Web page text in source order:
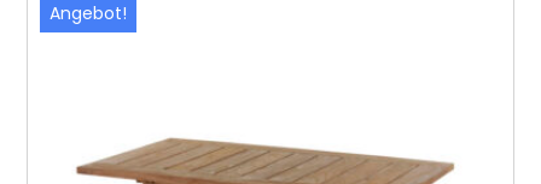
Angebot!